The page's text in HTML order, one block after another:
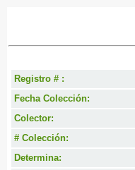
Registro # :
Fecha Colección:
Colector:
# Colección:
Determina: